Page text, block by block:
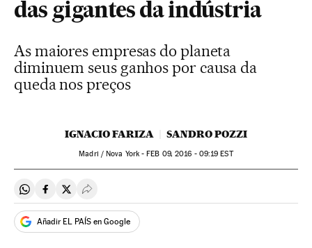
das gigantes da indústria
As maiores empresas do planeta
diminuem seus ganhos por causa da
queda nos preços
IGNACIO FARIZA SANDRO POZZI
Madri / Nova York -FEB 09, 2016 - 09:19 EST
Compartir en Whatsapp
Compartir en Facebook
Compartir en Twitter
Desplegar Redes Sociales
Añadir EL PAÍS en Google